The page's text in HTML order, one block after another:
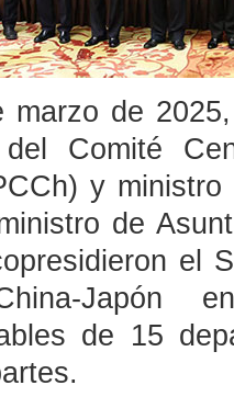
marzo de
Comité
y
de
el
Japón
de 15